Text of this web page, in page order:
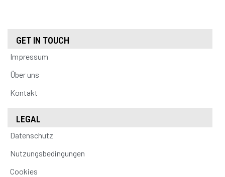
GET IN TOUCH
Impressum
Über uns
Kontakt
LEGAL
Datenschutz
Nutzungsbedingungen
Cookies